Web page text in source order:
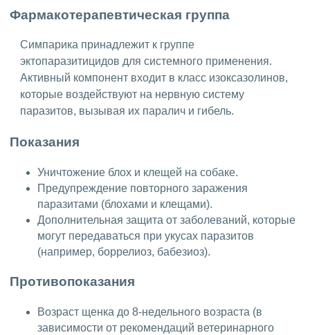
Фармакотерапевтическая группа
Симпарика принадлежит к группе
эктопаразитицидов для системного применения.
Активный компонент входит в класс изоксазолинов,
которые воздействуют на нервную систему
паразитов, вызывая их паралич и гибель.
Показания
Уничтожение блох и клещей на собаке.
Предупреждение повторного заражения
паразитами (блохами и клещами).
Дополнительная защита от заболеваний, которые
могут передаваться при укусах паразитов
(например, боррелиоз, бабезиоз).
Противопоказания
Возраст щенка до 8-недельного возраста (в
зависимости от рекомендаций ветеринарного